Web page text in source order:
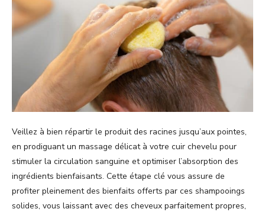
Veillez à bien répartir le produit des racines jusqu’aux pointes,
en prodiguant un massage délicat à votre cuir chevelu pour
stimuler la circulation sanguine et optimiser l’absorption des
ingrédients bienfaisants. Cette étape clé vous assure de
profiter pleinement des bienfaits offerts par ces shampooings
solides, vous laissant avec des cheveux parfaitement propres,